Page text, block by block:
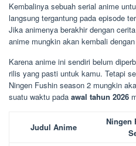
Kembalinya sebuah serial anime
langsung tergantung pada episode
Jika animenya berakhir dengan
anime mungkin akan kembali
Karena anime ini sendiri belum
rilis yang pasti untuk kamu. Tetapi
Ningen Fushin season 2 mungkin
suatu waktu pada awal tahun 2026
Judul Anime
Ningen